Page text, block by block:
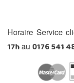
Horaire Service
17hau 0176 541